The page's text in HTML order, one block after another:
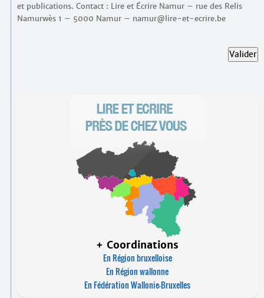
et publications. Contact : Lire et Écrire Namur – rue des Relis
Namurwès 1 – 5000 Namur – namur@lire-et-ecrire.be
Valider
+ Coordinations
En Région bruxelloise
En Région wallonne
En Fédération Wallonie-Bruxelles